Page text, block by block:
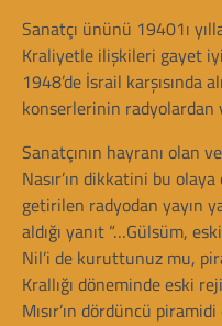
Sanatçı ününü 19401ı
Kraliyetle ilişkileri gayet iyi
1948’de İsrail karşısında
konserlerinin radyolardan
Sanatçının hayranı olan
Nasır’ın dikkatini bu
getirilen radyodan yayın
aldığı yanıt “…Gülsüm,
Nil’i de kuruttunuz mu,
Krallığı döneminde eski
Mısır’ın dördüncü